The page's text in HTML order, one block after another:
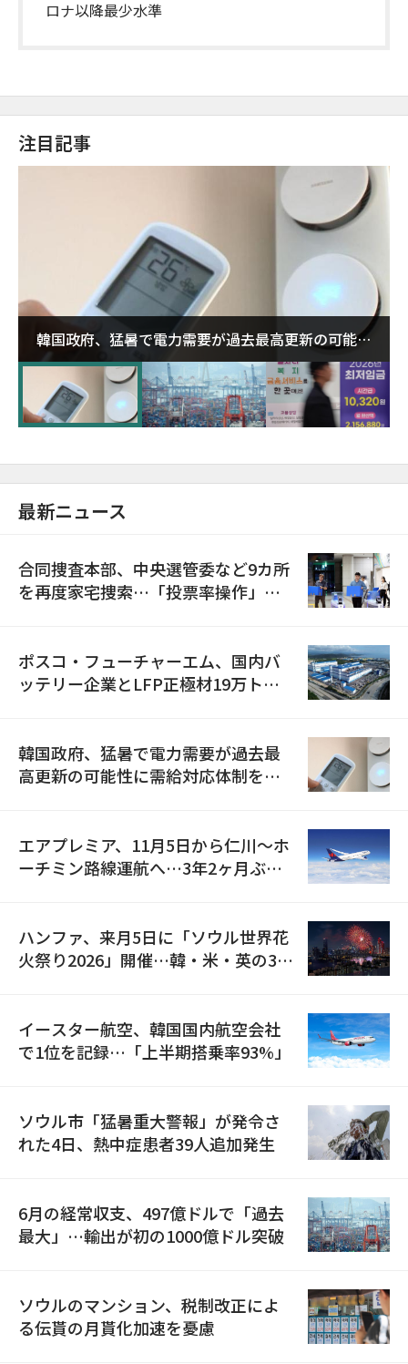
ロナ以降最少水準
注目記事
韓国政府、猛暑で電力需要が過去最高更新の可能性
に需給対応体制を点検
最新ニュース
合同捜査本部、中央選管委など9カ所
を再度家宅捜索…「投票率操作」の
ポスコ・フューチャーエム、国内バ
ッテリー企業とLFP正極材19万トン
韓国政府、猛暑で電力需要が過去最
高更新の可能性に需給対応体制を点
エアプレミア、11月5日から仁川〜ホ
ーチミン路線運航へ…3年2ヶ月ぶり
ハンファ、来月5日に「ソウル世界花
火祭り2026」開催…韓・米・英の3カ
イースター航空、韓国国内航空会社
で1位を記録…「上半期搭乗率93%」
ソウル市「猛暑重大警報」が発令さ
れた4日、熱中症患者39人追加発生
6月の経常収支、497億ドルで「過去
最大」…輸出が初の1000億ドル突破
ソウルのマンション、税制改正によ
る伝貰の月貰化加速を憂慮